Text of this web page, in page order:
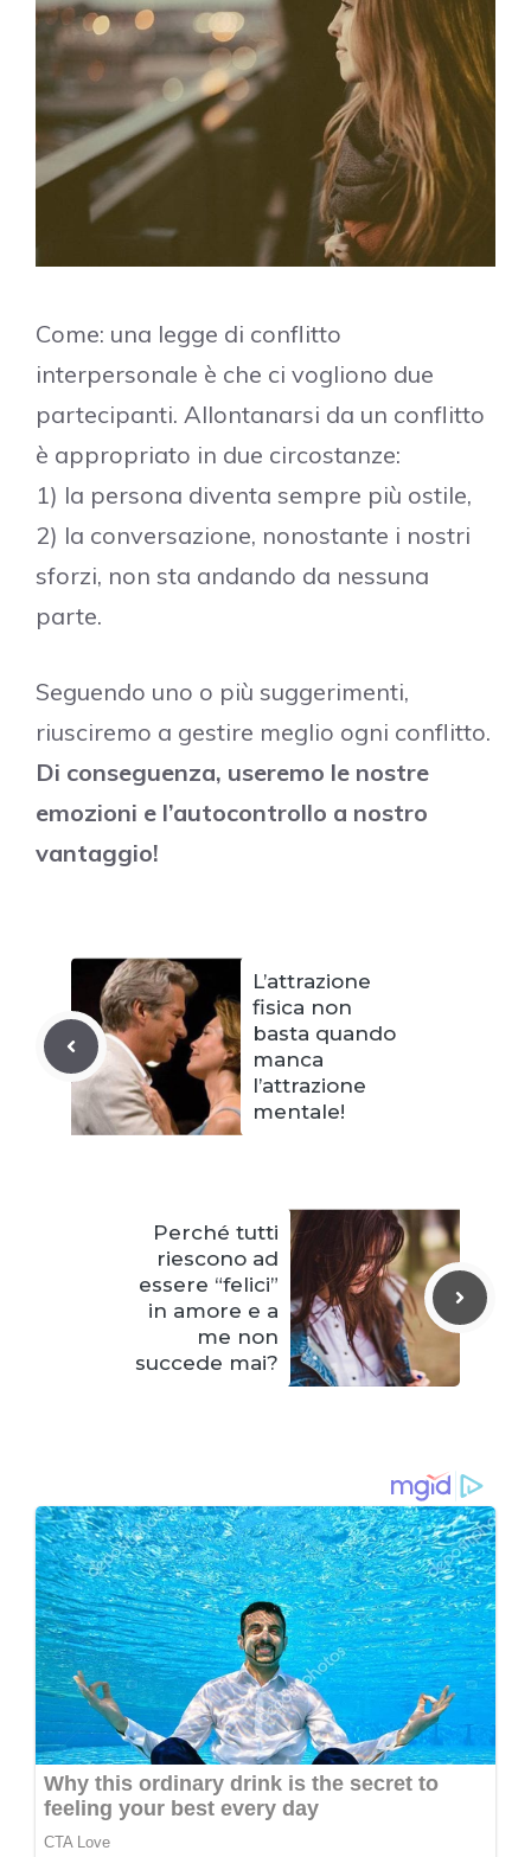
Come: una legge di conflitto
interpersonale è che ci vogliono due
partecipanti. Allontanarsi da un conflitto
è appropriato in due circostanze:
1) la persona diventa sempre più ostile,
2) la conversazione, nonostante i nostri
sforzi, non sta andando da nessuna
parte.
Seguendo uno o più suggerimenti,
riusciremo a gestire meglio ogni conflitto.
Di conseguenza, useremo le nostre
emozioni e l’autocontrollo a nostro
vantaggio!
L’attrazione
fisica non
basta quando
manca
l’attrazione
mentale!
Perché tutti
riescono ad
essere “felici”
in amore e a
me non
succede mai?